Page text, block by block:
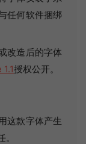
任何软件捆绑
改造后的字体
授权公开。
这款字体产生